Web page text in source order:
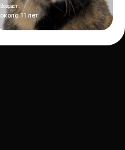
Возраст:
около 11 лет